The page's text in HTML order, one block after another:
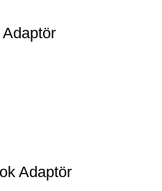
Adaptör